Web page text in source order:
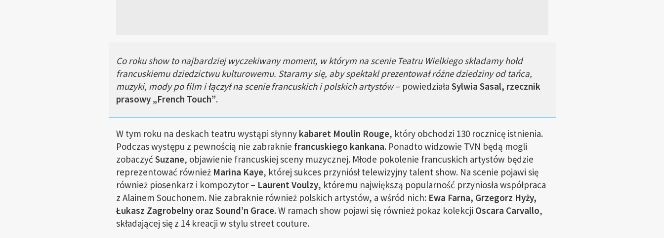
Co roku show to najbardziej wyczekiwany moment, w którym na scenie Teatru Wielkiego składamy hołd
francuskiemu dziedzictwu kulturowemu. Staramy się, aby spektakl prezentował różne dziedziny od tańca,
muzyki, mody po film i łączył na scenie francuskich i polskich artystów– powiedziała Sylwia Sasal, rzecznik
prasowy „French Touch”.
W tym roku na deskach teatru wystąpi słynny kabaret Moulin Rouge, który obchodzi 130 rocznicę istnienia.
Podczas występu z pewnością nie zabraknie francuskiego kankana. Ponadto widzowie TVN będą mogli
zobaczyć Suzane, objawienie francuskiej sceny muzycznej. Młode pokolenie francuskich artystów będzie
reprezentować również Marina Kaye, której sukces przyniósł telewizyjny talent show. Na scenie pojawi się
również piosenkarz i kompozytor – Laurent Voulzy, któremu największą popularność przyniosła współpraca
z Alainem Souchonem. Nie zabraknie również polskich artystów, a wśród nich: Ewa Farna, Grzegorz Hyży,
Łukasz Zagrobelny oraz Sound’n Grace. W ramach show pojawi się również pokaz kolekcji Oscara Carvallo,
składającej się z 14 kreacji w stylu street couture.